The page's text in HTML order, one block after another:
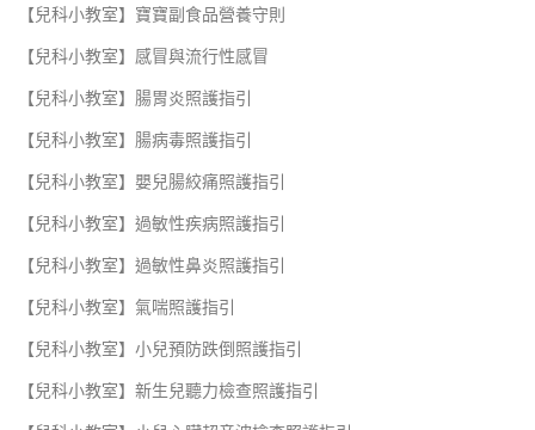
【兒科小教室】寶寶副食品營養守則
【兒科小教室】感冒與流行性感冒
【兒科小教室】腸胃炎照護指引
【兒科小教室】腸病毒照護指引
【兒科小教室】嬰兒腸絞痛照護指引
【兒科小教室】過敏性疾病照護指引
【兒科小教室】過敏性鼻炎照護指引
【兒科小教室】氣喘照護指引
【兒科小教室】小兒預防跌倒照護指引
【兒科小教室】新生兒聽力檢查照護指引